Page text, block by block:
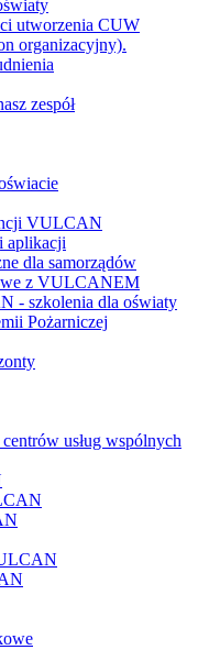
utworzenia CUW
organizacyjny).
zespół
VULCAN
aplikacji
dla samorządów
z VULCANEM
- szkolenia dla oświaty
Pożarniczej
usług wspólnych